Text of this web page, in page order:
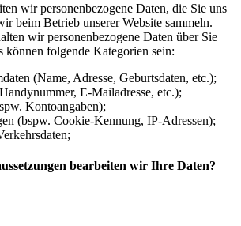
wir personenbezogene Daten, die Sie uns
beim Betrieb unserer Website sammeln.
wir personenbezogene Daten über Sie
können folgende Kategorien sein:
(Name, Adresse, Geburtsdaten, etc.);
E-Mailadresse, etc.);
Kontoangaben);
(bspw. Cookie-Kennung, IP-Adressen);
bearbeiten wir Ihre Daten?